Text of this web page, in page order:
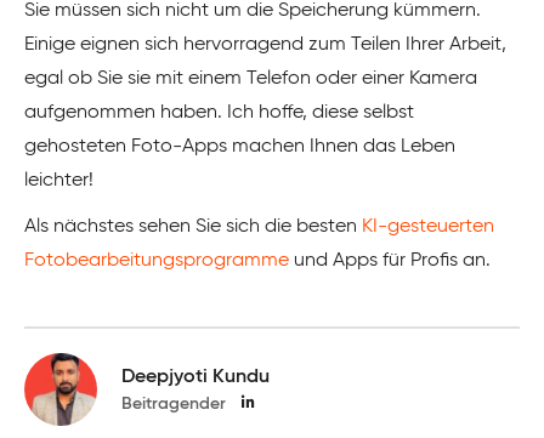
Sie müssen sich nicht um die Speicherung kümmern.
Einige eignen sich hervorragend zum Teilen Ihrer Arbeit,
egal ob Sie sie mit einem Telefon oder einer Kamera
aufgenommen haben. Ich hoffe, diese selbst
gehosteten Foto-Apps machen Ihnen das Leben
leichter!
Als nächstes sehen Sie sich die besten KI-gesteuerten
Fotobearbeitungsprogramme und Apps für Profis an.
Deepjyoti Kundu
Beitragender